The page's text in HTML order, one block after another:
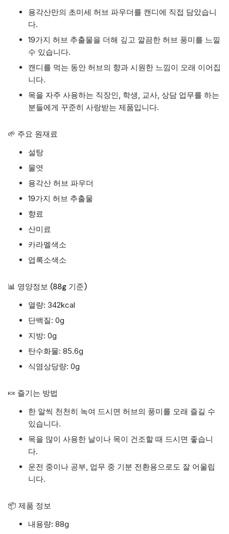
용각산만의 초미세 허브 파우더를 캔디에 직접 담았습니
다.
19가지 허브 추출물을 더해 깊고 깔끔한 허브 풍미를 느낄
수 있습니다.
캔디를 먹는 동안 허브의 향과 시원한 느낌이 오래 이어집
니다.
목을 자주 사용하는 직장인, 학생, 교사, 상담 업무를 하는
분들에게 꾸준히 사랑받는 제품입니다.
🌱 주요 원재료
설탕
물엿
용각산 허브 파우더
19가지 허브 추출물
향료
산미료
카라멜색소
엽록소색소
📊 영양정보 (88g 기준)
열량: 342kcal
단백질: 0g
지방: 0g
탄수화물: 85.6g
식염상당량: 0g
🍬 즐기는 방법
한 알씩 천천히 녹여 드시면 허브의 풍미를 오래 즐길 수
있습니다.
목을 많이 사용한 날이나 목이 건조할 때 드시면 좋습니
다.
운전 중이나 공부, 업무 중 기분 전환용으로도 잘 어울립
니다.
📦 제품 정보
내용량: 88g